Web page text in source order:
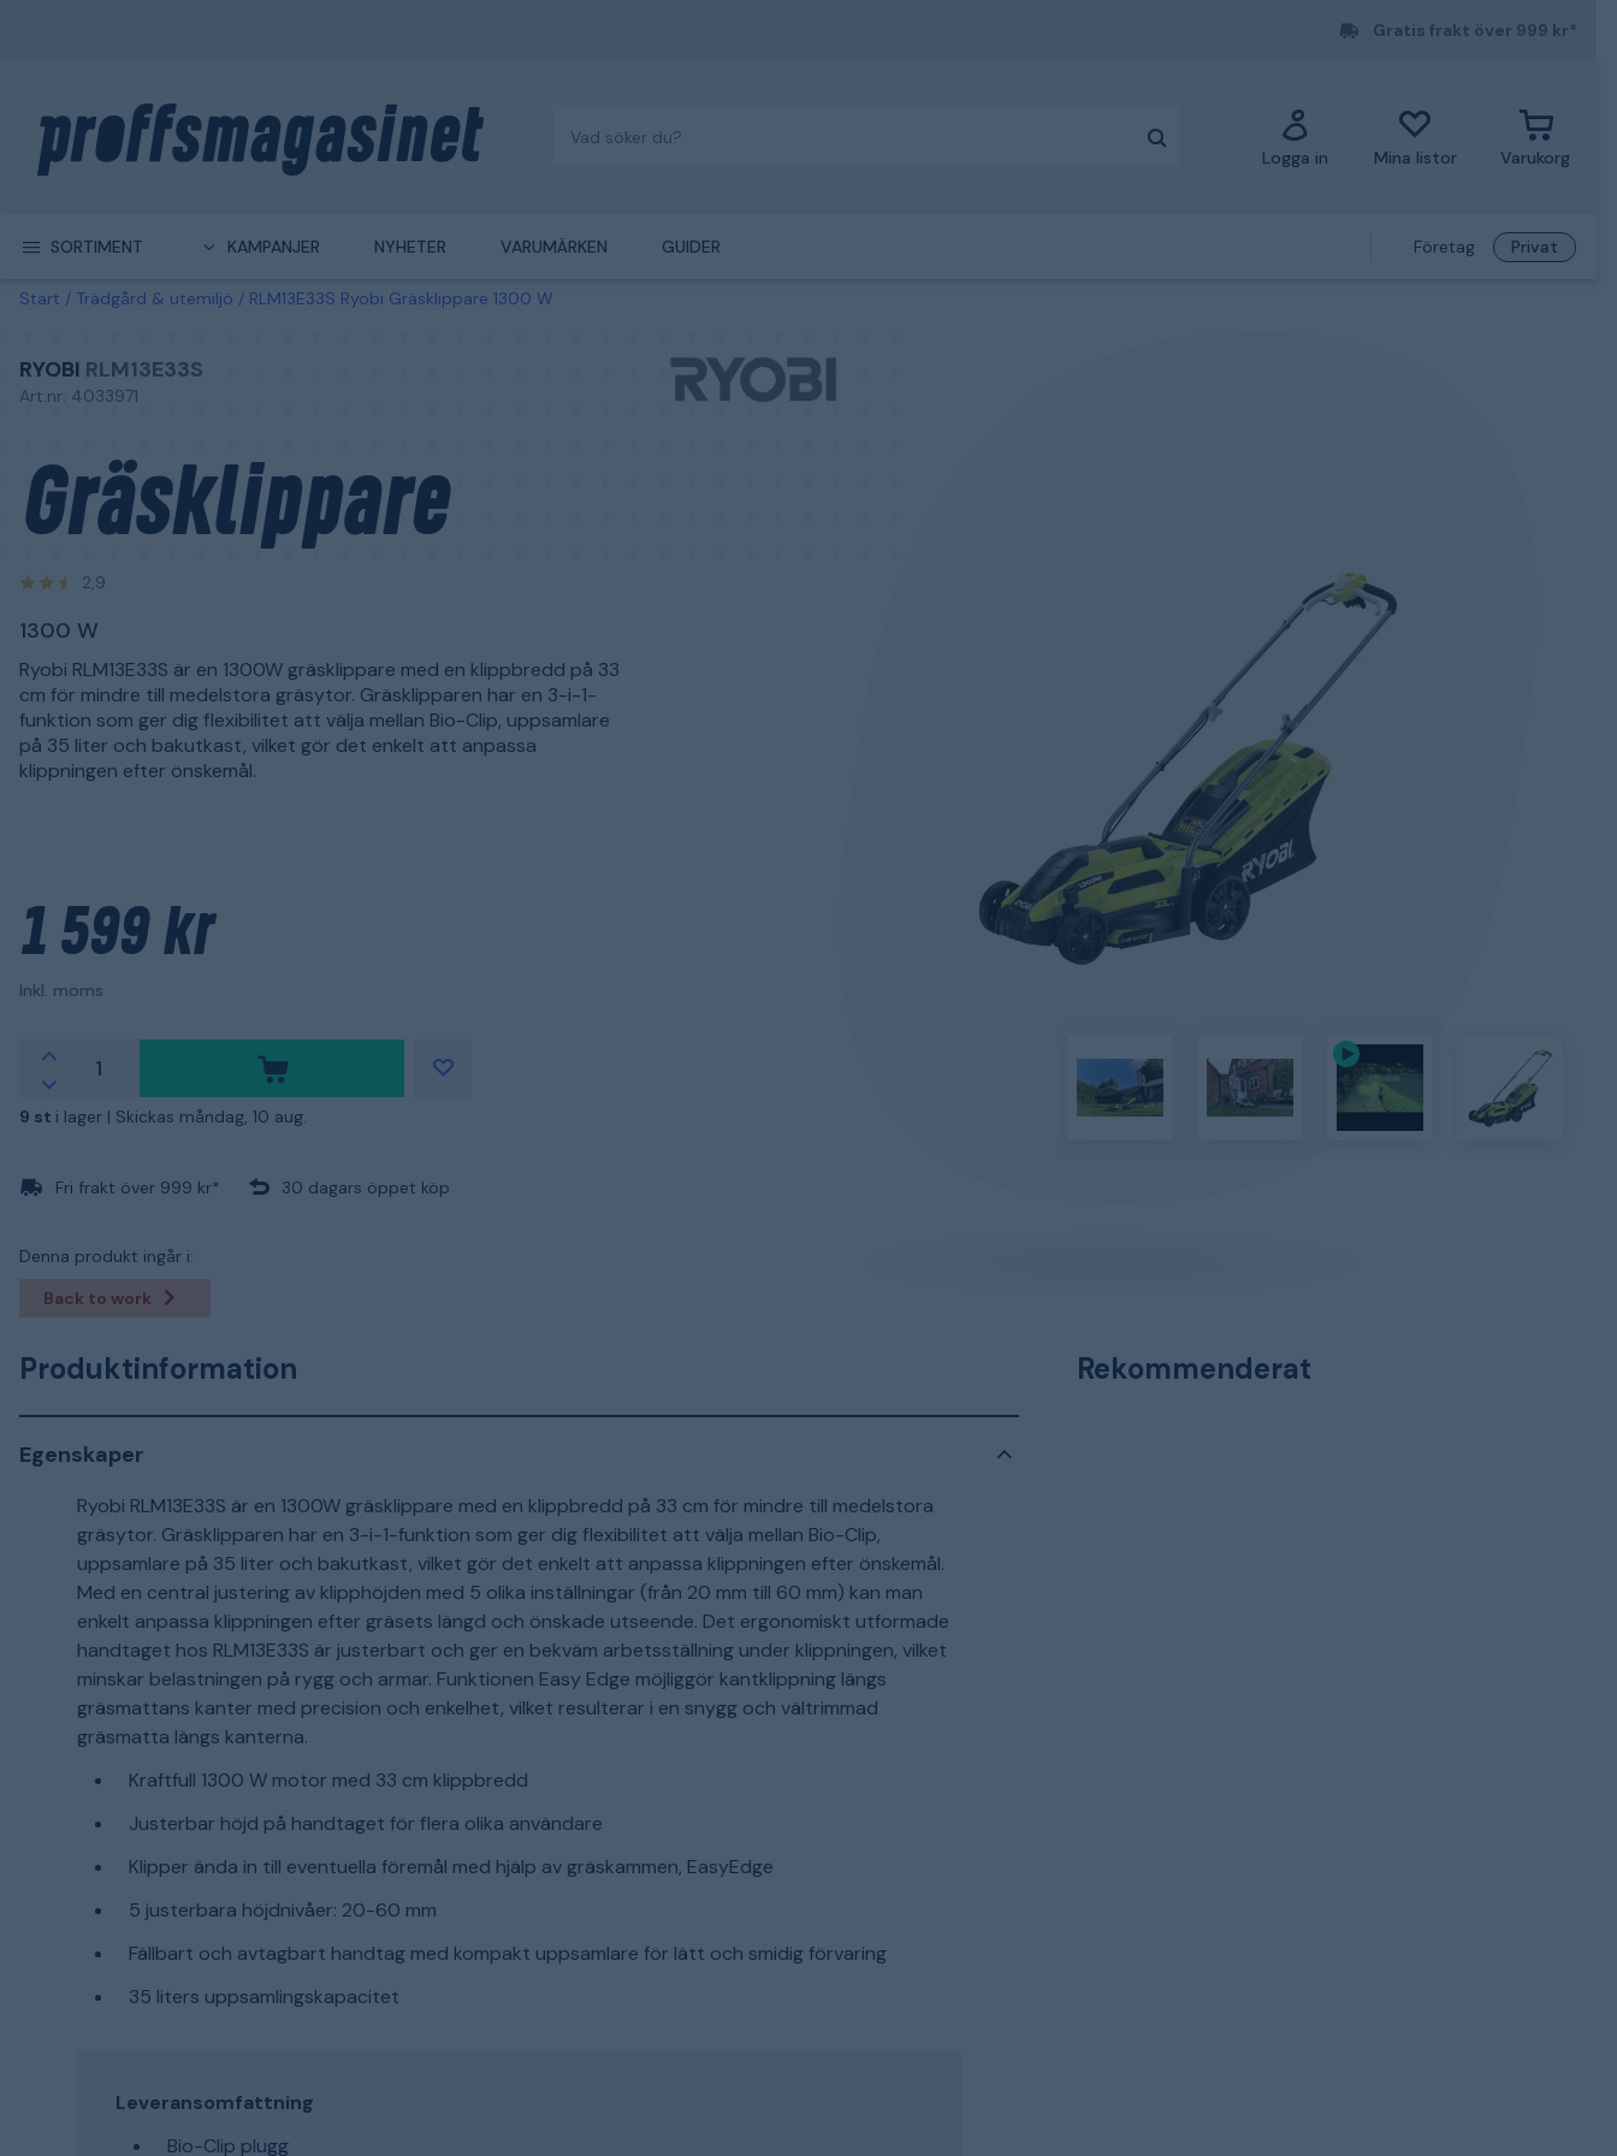
Gratis frakt över 999 kr*
Logga in Mina listor Varukorg
SORTIMENT KAMPANJER NYHETER VARUMÄRKEN GUIDER Företag Privat
Start Trädgård & utemiljö RLM13E33S Ryobi Gräsklippare 1300 W
RYOBI RLM13E33S
Art.nr: 4033971
Gräsklippare
2,9
1300 W
Ryobi RLM13E33S är en 1300W gräsklippare med en klippbredd på 33
cm för mindre till medelstora gräsytor. Gräsklipparen har en 3-i-1-
funktion som ger dig flexibilitet att välja mellan Bio-Clip, uppsamlare
på 35 liter och bakutkast, vilket gör det enkelt att anpassa
klippningen efter önskemål.
1 599 kr
Inkl. moms
9 st i lager | Skickas måndag, 10 aug.
Fri frakt över 999 kr* 30 dagars öppet köp
Denna produkt ingår i:
Back to work
Produktinformation
Egenskaper
Ryobi RLM13E33S är en 1300W gräsklippare med en klippbredd på 33 cm för mindre till medelstora
gräsytor. Gräsklipparen har en 3-i-1-funktion som ger dig flexibilitet att välja mellan Bio-Clip,
uppsamlare på 35 liter och bakutkast, vilket gör det enkelt att anpassa klippningen efter önskemål.
Med en central justering av klipphöjden med 5 olika inställningar (från 20 mm till 60 mm) kan man
enkelt anpassa klippningen efter gräsets längd och önskade utseende. Det ergonomiskt utformade
handtaget hos RLM13E33S är justerbart och ger en bekväm arbetsställning under klippningen, vilket
minskar belastningen på rygg och armar. Funktionen Easy Edge möjliggör kantklippning längs
gräsmattans kanter med precision och enkelhet, vilket resulterar i en snygg och vältrimmad
gräsmatta längs kanterna.
Kraftfull 1300 W motor med 33 cm klippbredd
Justerbar höjd på handtaget för flera olika användare
Klipper ända in till eventuella föremål med hjälp av gräskammen, EasyEdge
5 justerbara höjdnivåer: 20-60 mm
Fällbart och avtagbart handtag med kompakt uppsamlare för lätt och smidig förvaring
35 liters uppsamlingskapacitet
Leveransomfattning
Bio-Clip plugg
Rekommenderat